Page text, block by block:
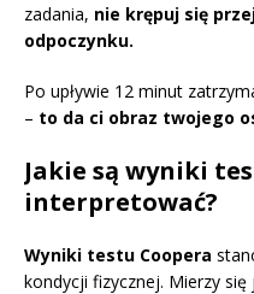
zadania, nie krępuj się
odpoczynku.
Po upływie 12 minut
– to da ci obraz twojego
Jakie są wyniki
interpretować?
Wyniki testu Coopera
kondycji fizycznej. Mierzy